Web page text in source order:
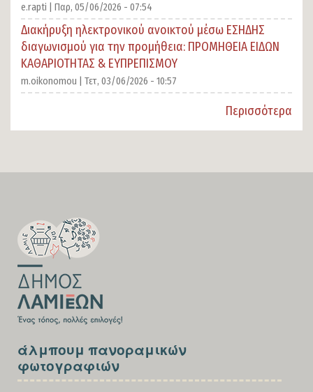
e.rapti | Παρ, 05/06/2026 - 07:54
Διακήρυξη ηλεκτρονικού ανοικτού μέσω ΕΣΗΔΗΣ
διαγωνισμού για την προμήθεια: ΠΡΟΜΗΘΕΙΑ ΕΙΔΩΝ
ΚΑΘΑΡΙΟΤΗΤΑΣ & ΕΥΠΡΕΠΙΣΜΟΥ
m.oikonomou | Τετ, 03/06/2026 - 10:57
Περισσότερα
FOOTER-
FIRST
SECTION
FOOTER-
THIRD
άλμπουμ πανοραμικών
φωτογραφιών